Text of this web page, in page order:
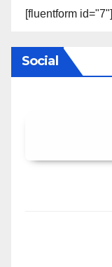
[fluentform id="7"]
Social